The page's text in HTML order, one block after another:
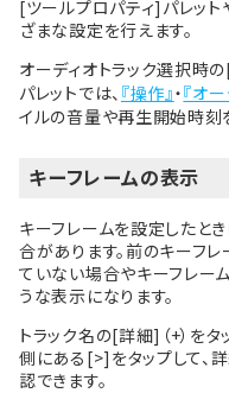
[ツールプロパティ]パレット
ざまな設定を行えます。
オーディオトラック選択時
パレットでは、 『操作』・『オ
イルの音量や再生開始時刻
キーフレームの表示
キーフレームを設定したと
合があります。前のキーフ
ていない場合やキーフレー
うな表示になります。
トラック名の[詳細]（+）を
側にある[>]をタップして、
認できます。